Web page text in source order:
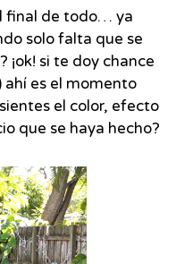
final de todo… ya
solo falta que se
¡ok! si te doy chance
ahí es el momento
el color, efecto
que se haya hecho?